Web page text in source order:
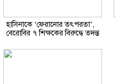
হাসিনাকে ‘ফেরানোর তৎপরতা’,
বেরোবির ৭ শিক্ষকের বিরুদ্ধে তদন্ত